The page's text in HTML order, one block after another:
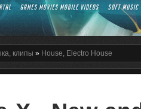
клипы » House, Electro House